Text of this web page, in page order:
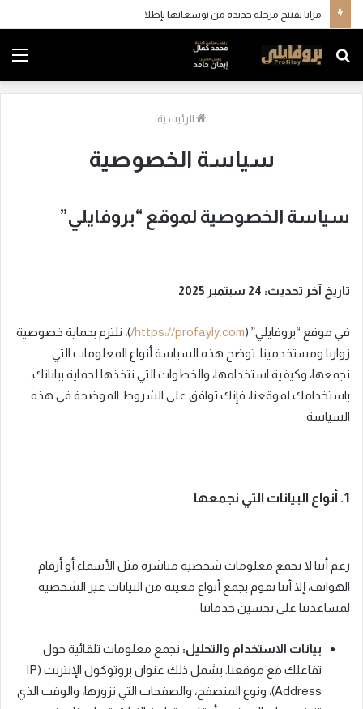
بحث
عن
الرئيسية
سياسة الخصوصية
سياسة الخصوصية لموقع “بروفايلي”
تاريخ آخر تحديث: 24 سبتمبر 2025
في موقع “بروفايلي” (https://profayly.com/ )، نلتزم بحماية خصوصية
زوارنا ومستخدمينا. توضح هذه السياسة أنواع المعلومات التي
نجمعها، وكيفية استخدامها، والخطوات التي نتخذها لحماية بياناتك.
باستخدامك لموقعنا، فإنك توافق على الشروط الموضحة في هذه
السياسة.
1. أنواع البيانات التي نجمعها
رغم أننا لا نجمع معلومات شخصية مباشرة مثل الأسماء أو أرقام
الهواتف، إلا أننا نقوم بجمع أنواع معينة من البيانات غير الشخصية
لمساعدتنا على تحسين خدماتنا:
بيانات الاستخدام والتحليل: نجمع معلومات تلقائية حول
تفاعلك مع موقعنا. يشمل ذلك عنوان بروتوكول الإنترنت (IP
Address)، ونوع المتصفح، والصفحات التي تزورها، والوقت الذي